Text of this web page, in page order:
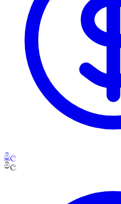
මිල
මිල